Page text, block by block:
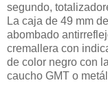
segundo,
La caja de 49 mm
abombado
cremallera con
de color negro con
caucho GMT o